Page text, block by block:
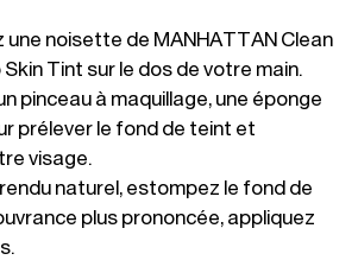
une noisette de MANHATTAN Clean
Skin Tint sur le dos de votre main.
pinceau à maquillage, une éponge
prélever le fond de teint et
visage.
naturel, estompez le fond de
plus prononcée, appliquez